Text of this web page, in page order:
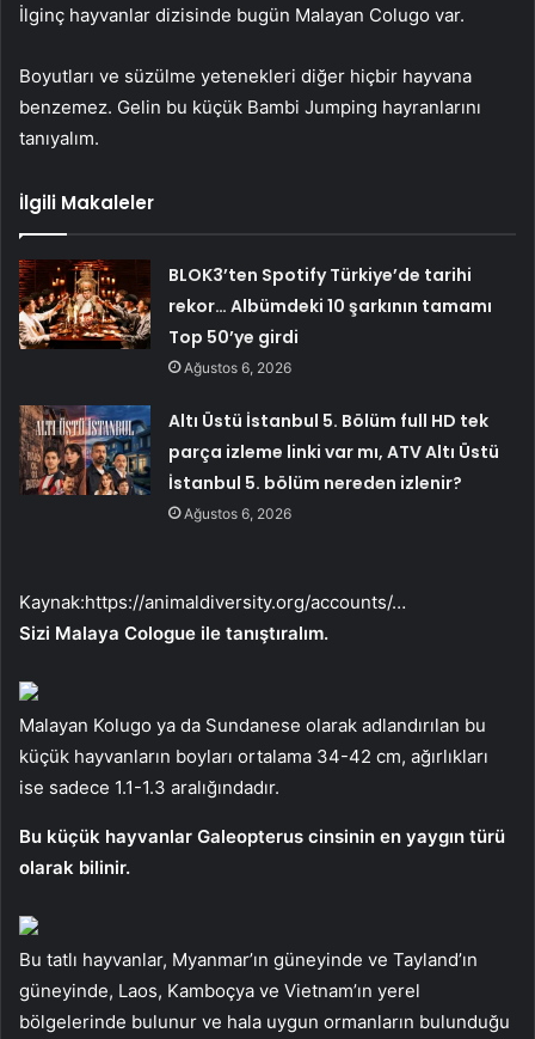
İlginç hayvanlar dizisinde bugün Malayan Colugo var.
Boyutları ve süzülme yetenekleri diğer hiçbir hayvana
benzemez. Gelin bu küçük Bambi Jumping hayranlarını
tanıyalım.
İlgili Makaleler
BLOK3’ten Spotify Türkiye’de tarihi
rekor… Albümdeki 10 şarkının tamamı
Top 50’ye girdi
Ağustos 6, 2026
Altı Üstü İstanbul 5. Bölüm full HD tek
parça izleme linki var mı, ATV Altı Üstü
İstanbul 5. bölüm nereden izlenir?
Ağustos 6, 2026
Kaynak:https://animaldiversity.org/accounts/…
Sizi Malaya Cologue ile tanıştıralım.
Malayan Kolugo ya da Sundanese olarak adlandırılan bu
küçük hayvanların boyları ortalama 34-42 cm, ağırlıkları
ise sadece 1.1-1.3 aralığındadır.
Bu küçük hayvanlar Galeopterus cinsinin en yaygın türü
olarak bilinir.
Bu tatlı hayvanlar, Myanmar’ın güneyinde ve Tayland’ın
güneyinde, Laos, Kamboçya ve Vietnam’ın yerel
bölgelerinde bulunur ve hala uygun ormanların bulunduğu